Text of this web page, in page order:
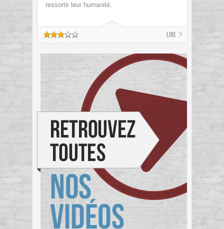
ressortir leur humanité.
Lire